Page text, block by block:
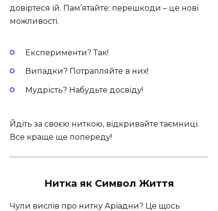
довіртеся їй. Пам’ятайте: перешкоди – це нові
можливості.
Експерименти? Так!
Випадки? Потрапляйте в них!
Мудрість? Набудьте досвіду!
Йдіть за своєю ниткою, відкривайте таємниці.
Все краще ще попереду!
Нитка як Символ Життя
Чули вислів про нитку Аріадни? Це щось